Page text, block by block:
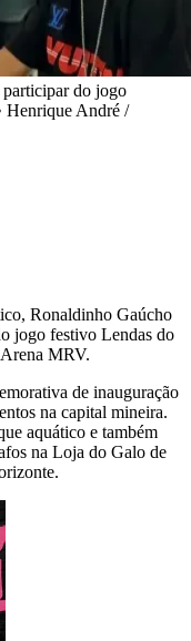
do jogo
Henrique André /
Ronaldinho Gaúcho
jogo festivo Lendas do
MRV.
de inauguração
na capital mineira.
aquático e também
na Loja do Galo de